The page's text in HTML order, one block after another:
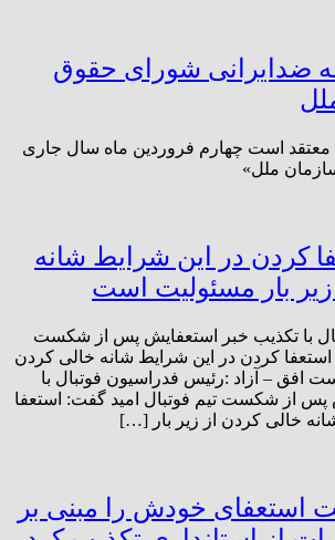
ضدایرانی شورای حقوق
معتقد است چهارم فروردین ماه سال جاری
ملل»
کردن در این شرایط شانه
بار مسئولیت است
با تکذیب خبر استعفایش پس از شکست
استعفا کردن در این شرایط شانه خالی کردن
افق – آزاد :رئیس فدراسیون فوتبال با
پس از شکست تیم فوتبال امید گفت: استعفا
خالی کردن از زیر بار […]
استعفای خودش را مبنی بر